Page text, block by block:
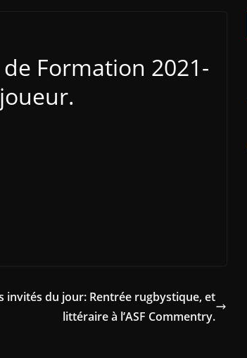
Formation 2021-
invités du jour: Rentrée rugbystique, et
littéraire à l’ASF Commentry.